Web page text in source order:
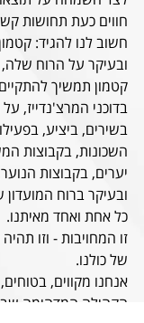
חווים כעת תחושות
חשוב לנו להגיד:
ובעיקר על הרוח
קטמון תמשיך
בדוכני המרצ'נדייז,
בשירים, ביציע,
השכונות, בקבוצות
יערים, בקבוצות
ובעיקר ברוח
כל אחת ואחד מאיתנו.
זו המחויבות - וזו
של כולנו.
אנחנו מקווים,
הקהילה המדהימה